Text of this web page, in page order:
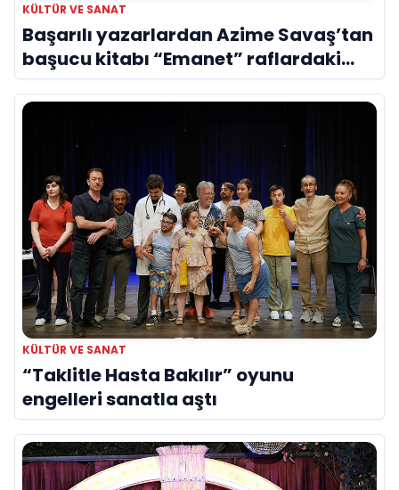
KÜLTÜR VE SANAT
Başarılı yazarlardan Azime Savaş’tan
başucu kitabı “Emanet” raflardaki
yerini aldı
KÜLTÜR VE SANAT
“Taklitle Hasta Bakılır” oyunu
engelleri sanatla aştı